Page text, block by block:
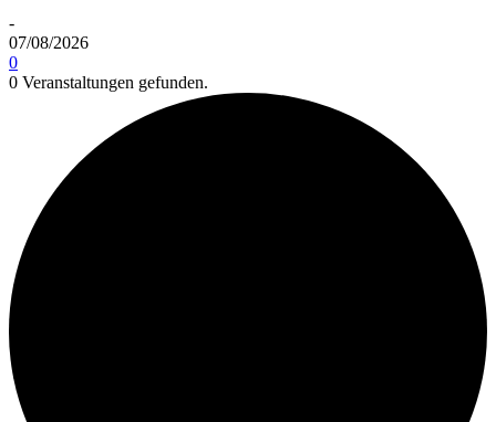
-
07/08/2026
0
0 Veranstaltungen gefunden.